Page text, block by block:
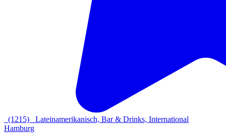
(1215) Lateinamerikanisch, Bar & Drinks, International
Hamburg